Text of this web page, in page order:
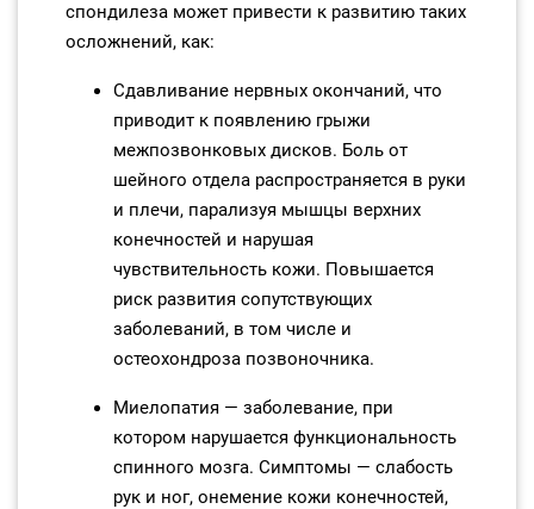
спондилеза может привести к развитию таких
осложнений, как:
Сдавливание нервных окончаний, что
приводит к появлению грыжи
межпозвонковых дисков. Боль от
шейного отдела распространяется в руки
и плечи, парализуя мышцы верхних
конечностей и нарушая
чувствительность кожи. Повышается
риск развития сопутствующих
заболеваний, в том числе и
остеохондроза позвоночника.
Миелопатия — заболевание, при
котором нарушается функциональность
спинного мозга. Симптомы — слабость
рук и ног, онемение кожи конечностей,